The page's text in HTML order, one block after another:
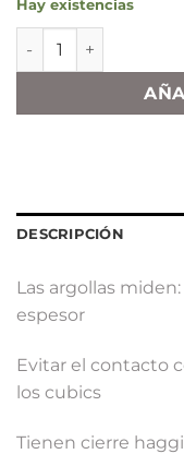
Hay existencias
Argollas Sabri 1.1
DESCRIPCIÓN
Las argollas
espesor
Evitar el contacto
los cubics
Tienen cierre